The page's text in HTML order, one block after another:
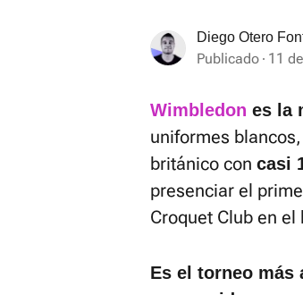
Diego Otero
Publicado 11
Wimbledon es la
uniformes
británico con casi
presenciar el
Croquet Club en
Es el torneo